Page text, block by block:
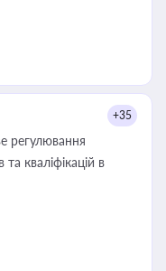
+35
регулювання
та кваліфікацій в